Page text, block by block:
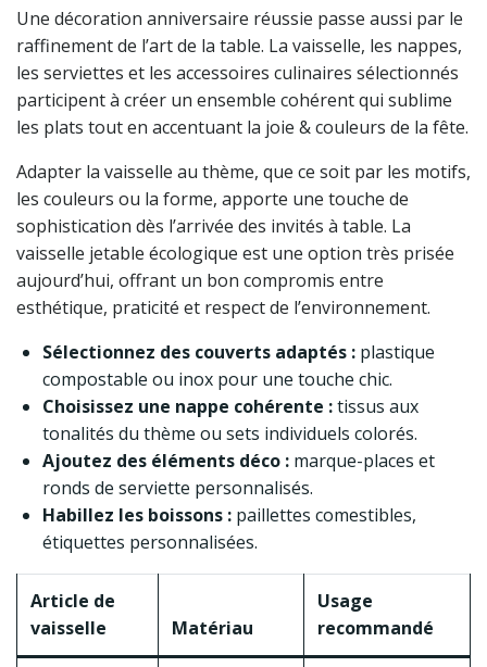
Une décoration anniversaire réussie passe aussi par le
raffinement de l’art de la table. La vaisselle, les nappes,
les serviettes et les accessoires culinaires sélectionnés
participent à créer un ensemble cohérent qui sublime
les plats tout en accentuant la joie & couleurs de la fête.
Adapter la vaisselle au thème, que ce soit par les motifs,
les couleurs ou la forme, apporte une touche de
sophistication dès l’arrivée des invités à table. La
vaisselle jetable écologique est une option très prisée
aujourd’hui, offrant un bon compromis entre
esthétique, praticité et respect de l’environnement.
Sélectionnez des couverts adaptés : plastique
compostable ou inox pour une touche chic.
Choisissez une nappe cohérente :tissus aux
tonalités du thème ou sets individuels colorés.
Ajoutez des éléments déco : marque-places et
ronds de serviette personnalisés.
Habillez les boissons : paillettes comestibles,
étiquettes personnalisées.
Article de
vaisselle
Matériau
Usage
recommandé